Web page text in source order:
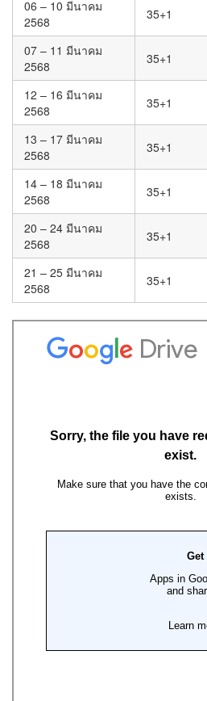
06 – 10 มีนาคม
2568
35+1
07 – 11 มีนาคม
2568
35+1
12 – 16 มีนาคม
2568
35+1
13 – 17 มีนาคม
2568
35+1
14 – 18 มีนาคม
2568
35+1
20 – 24 มีนาคม
2568
35+1
21 – 25 มีนาคม
2568
35+1